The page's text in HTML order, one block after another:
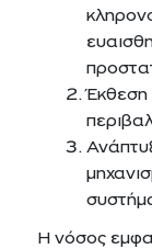
Έκθεση
Η νόσος